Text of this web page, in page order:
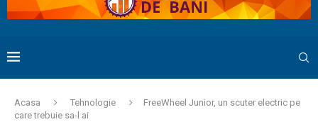
Acasa Tehnologie
FreeWheel Junior, un scuter electric pe
care trebuie sa-l ai